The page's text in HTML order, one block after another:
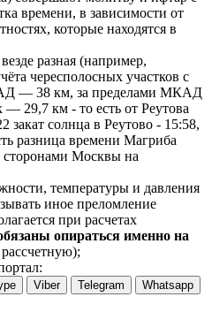
времени, в зависимости от
которые находятся в
разная (например,
чересполосных участков с
— 38 км, за пределами МКАД
29,7 км - то есть от Реутова
солнца в Реутово - 15:58,
разница времени Магриба
сторонами Москвы на
температуры и давления
иное преломление
при расчетах
опираться именно на
Viber Telegram
Whatsapp